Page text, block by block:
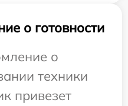
о готовности
о
техники
привезет